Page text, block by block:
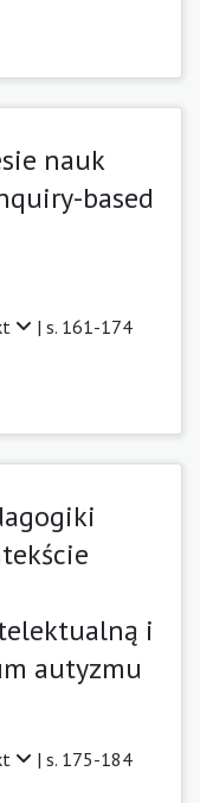
nauk
based
| s. 161-174
i
autyzmu
| s. 175-184